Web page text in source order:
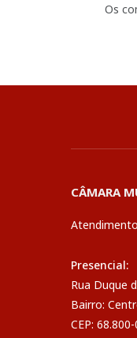
Os
CÂMARA
Presencial:
Rua Duque
Bairro:
CEP: